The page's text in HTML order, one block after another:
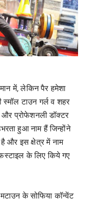
में, लेकिन पैर हमेशा
टाउन गर्ल व शहर
और प्रोफेशनली डॉक्टर
हुआ नाम हैं जिन्होंने
और इस क्षेत्र में नाम
के लिए किये गए
के सोफिया कॉन्वेंट